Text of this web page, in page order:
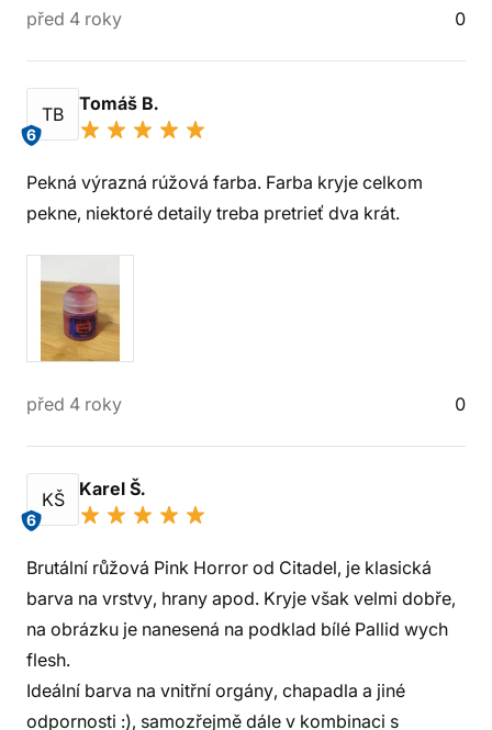
před 4 roky 0
TB
6
Tomáš B.
Pekná výrazná rúžová farba. Farba kryje celkom
pekne, niektoré detaily treba pretrieť dva krát.
před 4 roky 0
KŠ
6
Karel Š.
Brutální růžová Pink Horror od Citadel, je klasická
barva na vrstvy, hrany apod. Kryje však velmi dobře,
na obrázku je nanesená na podklad bílé Pallid wych
flesh.
Ideální barva na vnitřní orgány, chapadla a jiné
odpornosti :), samozřejmě dále v kombinaci s